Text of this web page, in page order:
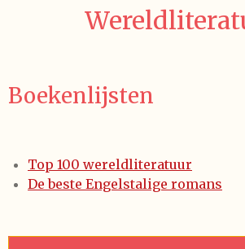
hoofdinhoud
Boekenlijsten
Top 100 wereldliteratuur
De beste Engelstalige romans